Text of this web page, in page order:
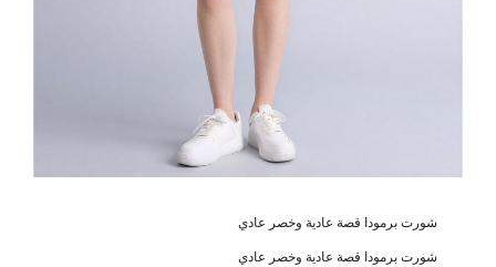
شورت برمودا قصة عادية وخصر عادي
شورت برمودا قصة عادية وخصر عادي